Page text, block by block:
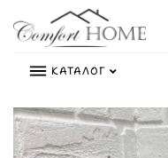
КАТАЛОГ